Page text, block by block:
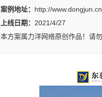
案例地址： http://
上线日期： 2021/4/27
本方案属力洋网络原创作品！请